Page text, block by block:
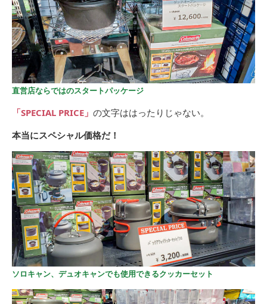
直営店ならではのスタートパッケージ
「SPECIAL PRICE」 の文字ははったりじゃない。
本当にスペシャル価格だ！
ソロキャン、デュオキャンでも使用できるクッカーセット